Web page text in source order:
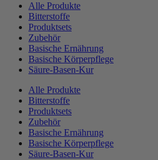
Alle Produkte
Bitterstoffe
Produktsets
Zubehör
Basische Ernährung
Basische Körperpflege
Säure-Basen-Kur
Alle Produkte
Bitterstoffe
Produktsets
Zubehör
Basische Ernährung
Basische Körperpflege
Säure-Basen-Kur